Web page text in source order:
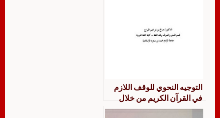
التوجيه النحوي للوقف اللازم
في القرآن الكريم من خلال
مصحف المدينة النبوية